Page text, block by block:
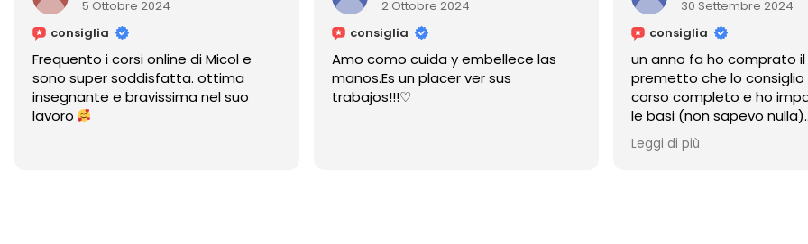
di Micol e
ottima
nel suo
Amo como cuida y embellece las
manos.Es un placer ver sus
trabajos!!!♡
un anno fa ho comprato il corso
premetto che lo consiglio xché è un
corso completo e ho imparato tutte
ma la cosa più bella è che micol è
corso
piccolo
molto
davvero